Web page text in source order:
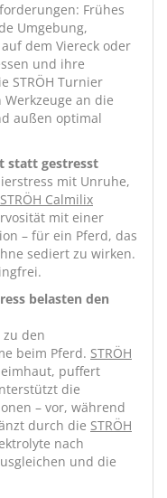
Frühes
Umgebung,
dem Viereck oder
und ihre
STRÖH Turnier
an die
außen optimal
statt gestresst
mit Unruhe,
STRÖH Calmilix
mit einer
– für ein Pferd, das
sediert zu wirken.
belasten den
den
beim Pferd. STRÖH
puffert
die
– vor, während
durch die STRÖH
nach
und die